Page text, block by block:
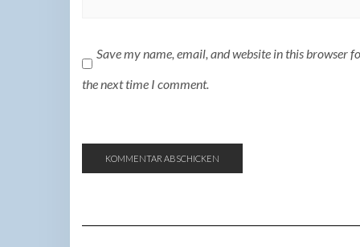
Save my name, email, and website in this browser
the next time I comment.